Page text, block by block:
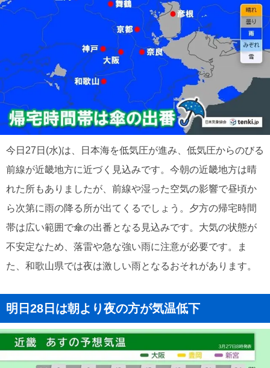
今日27日(水)は、日本海を低気圧が進み、低気圧からのびる
前線が近畿地方に近づく見込みです。今朝の近畿地方は晴
れた所もありましたが、前線や湿った空気の影響で昼頃か
ら次第に雨の降る所が出てくるでしょう。夕方の帰宅時間
帯は広い範囲で傘の出番となる見込みです。大気の状態が
不安定なため、落雷や急な強い雨に注意が必要です。ま
た、和歌山県では夜は激しい雨となるおそれがあります。
明日28日は朝より夜の方が気温低下